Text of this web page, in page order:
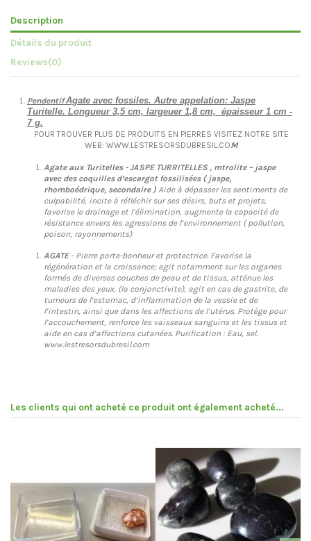
Description
Détails du produit
Reviews(0)
PendentifAgate avec fossiles. Autre appelation: Jaspe
Turitelle. Longueur 3,5 cm, largeuer 1,8 cm, épaisseur 1 cm -
7 g.
POUR TROUVER PLUS DE PRODUITS EN PIERRES VISITEZ NOTRE SITE
WEB: WWW.LESTRESORSDUBRESIL.COM
Agate aux Turitelles - JASPE TURRITELLES , mtrolite – jaspe
avec des coquilles d’escargot fossilisées ( jaspe,
rhomboédrique, secondaire ) Aide à dépasser les sentiments de
culpabilité, incite à réfléchir sur ses désirs, buts et projets,
favorise le drainage et l’élimination, augmente la capacité de
résistance envers les agressions de l’environnement ( pollution,
poison, rayonnements)
AGATE - Pierre porte-bonheur et protectrice. Favorise la
régénération et la croissance; agit notamment sur les organes
formés de diverses couches de peau et de tissus, atténue les
maladies des yeux, (la conjonctivite), agit en cas de gastrite, de
tumeurs de l’estomac, d’inflammation de la vessie et de
l’intestin, ainsi que dans les affections de l’utérus. Protège pour
l’accouchement, renforce les vaisseaux sanguins et les tissus et
aide en cas d’affections cutanées. Purification : Eau, sel.
www.lestresorsdubresil.com
Les clients qui ont acheté ce produit ont également acheté...